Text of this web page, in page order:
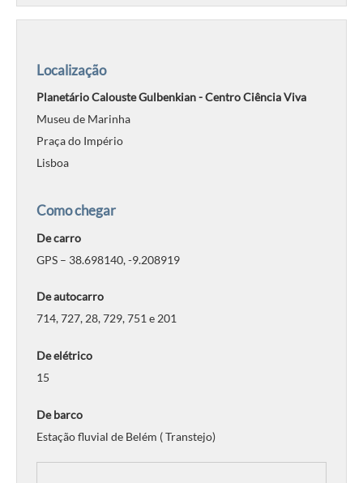
Localização
Planetário Calouste Gulbenkian - Centro Ciência Viva
Museu de Marinha
Praça do Império
Lisboa
Como chegar
De carro
GPS – 38.698140, -9.208919
De autocarro
714, 727, 28, 729, 751 e 201
De elétrico
15
De barco
Estação fluvial de Belém ( Transtejo)